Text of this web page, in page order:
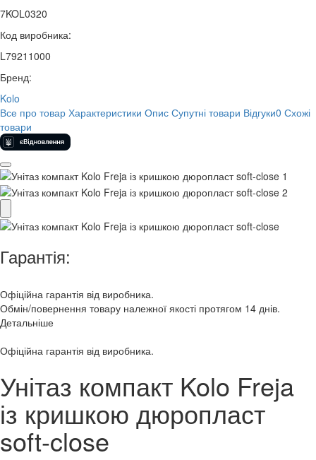
7KOL0320
Код виробника:
L79211000
Бренд:
Kolo
Все про товар Характеристики Опис Супутні товари Відгуки0 Схожі
товари
Гарантія:
Офіційна гарантія від виробника.
Обмін/повернення товару належної якості протягом 14 днів.
Детальніше
Офіційна гарантія від виробника.
Унітаз компакт Kolo Freja
із кришкою дюропласт
soft-close